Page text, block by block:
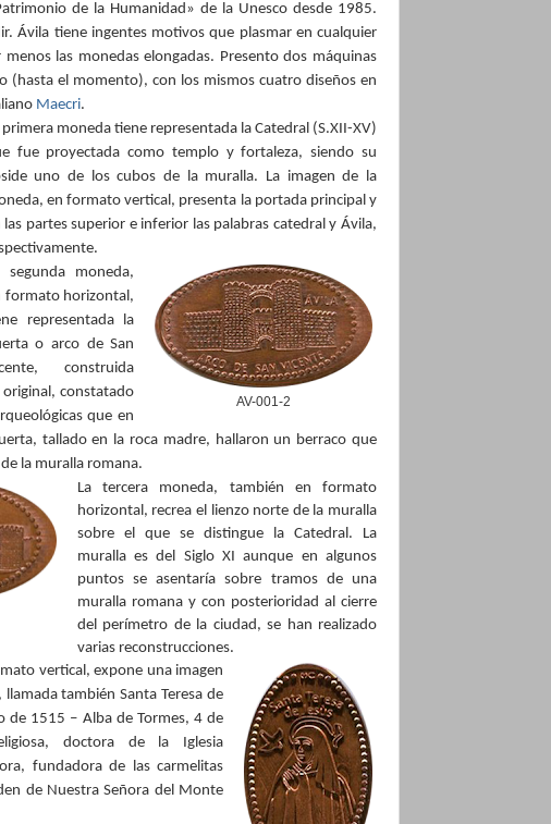
de la Humanidad» de la Unesco desde 1985.
Ávila tiene ingentes motivos que plasmar en cualquier
las monedas elongadas. Presento dos máquinas
(hasta el momento), con los mismos cuatro diseños en
Maecri.
primera moneda tiene representada la Catedral (S.XII-XV)
fue proyectada como templo y fortaleza, siendo su
uno de los cubos de la muralla. La imagen de la
en formato vertical, presenta la portada principal y
las partes superior e inferior las palabras catedral y Ávila,
AV-001-2
segunda moneda,
formato horizontal,
representada la
o arco de San
construida
constatado
que en
tallado en la roca madre, hallaron un berraco que
la muralla romana.
La tercera moneda, también en formato
horizontal, recrea el lienzo norte de la muralla
sobre el que se distingue la Catedral. La
muralla es del Siglo XI aunque en algunos
puntos se asentaría sobre tramos de una
muralla romana y con posterioridad al cierre
del perímetro de la ciudad, se han realizado
varias reconstrucciones.
vertical, expone una imagen
llamada tambiénSanta Teresa de
de 1515 – Alba de Tormes,4 de
doctora de la Iglesia
, fundadora de las carmelitas
de Nuestra Señora del Monte